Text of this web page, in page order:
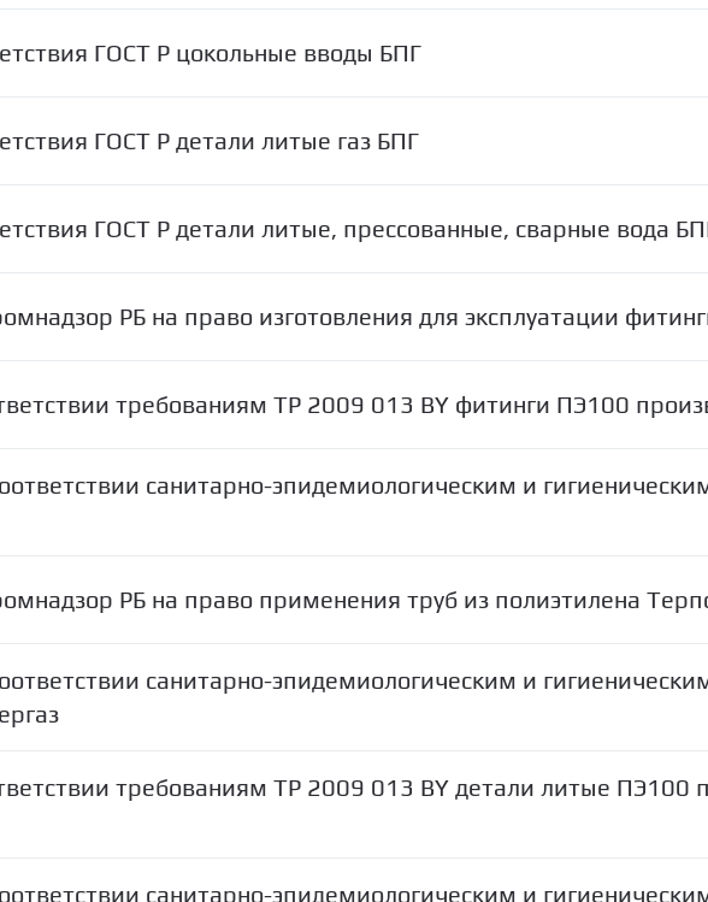
ГОСТ Р цокольные вводы БПГ
ГОСТ Р детали литые газ БПГ
ГОСТ Р детали литые, прессованные, сварные вода
РБ на право изготовления для эксплуатации
требованиям ТР 2009 013 BY фитинги ПЭ100
санитарно-эпидемиологическим и
РБ на право применения труб из полиэтилена
санитарно-эпидемиологическим и
требованиям ТР 2009 013 BY детали литые ПЭ100
санитарно-эпидемиологическим и